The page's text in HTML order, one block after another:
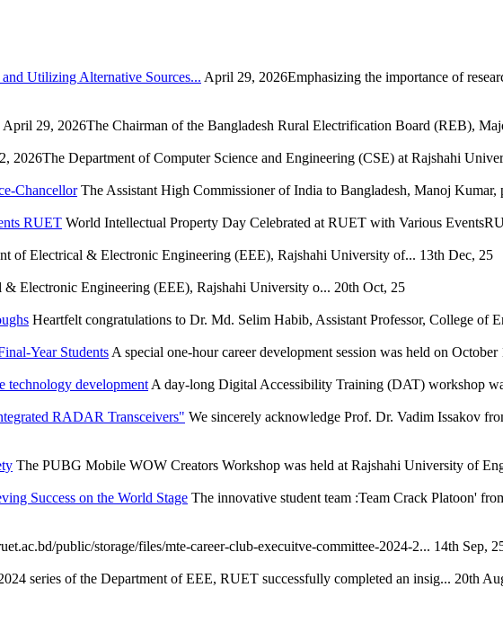
Utilizing Alternative Sources... April 29, 2026Emphasizing the importance of
April 29, 2026The Chairman of the Bangladesh Rural Electrification Board (REB),
2026The Department of Computer Science and Engineering (CSE) at Rajshahi
Chancellor The Assistant High Commissioner of India to Bangladesh, Manoj Kumar,
RUET World Intellectual Property Day Celebrated at RUET with Various
of Electrical & Electronic Engineering (EEE), Rajshahi University of... 13th Dec, 25
& Electronic Engineering (EEE), Rajshahi University o... 20th Oct, 25
Heartfelt congratulations to Dr. Md. Selim Habib, Assistant Professor, College of
Year Students A special one-hour career development session was held on
technology development A day-long Digital Accessibility Training (DAT) workshop
RADAR Transceivers" We sincerely acknowledge Prof. Dr. Vadim Issakov
The PUBG Mobile WOW Creators Workshop was held at Rajshahi University of
Success on the World Stage The innovative student team :Team Crack Platoon'
public/storage/files/mte-career-club-execuitve-committee-2024-2... 14th Sep,
series of the Department of EEE, RUET successfully completed an insig... 20th